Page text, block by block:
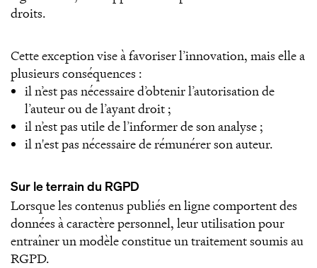
droits.
Cette exception vise à favoriser l’innovation, mais elle a
plusieurs conséquences :
il n’est pas nécessaire d’obtenir l’autorisation de
l’auteur ou de l’ayant droit ;
il n’est pas utile de l’informer de son analyse ;
il n'est pas nécessaire de rémunérer son auteur.
Sur le terrain du RGPD
Lorsque les contenus publiés en ligne comportent des
données à caractère personnel, leur utilisation pour
entraîner un modèle constitue un traitement soumis au
RGPD.